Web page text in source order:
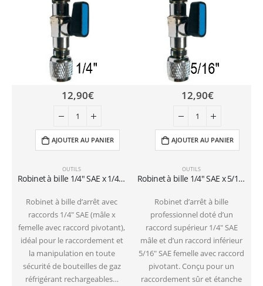
OUTILS
Robinet à bille 1/4″ SAE x 1/4″ SAE pour bouteilles rechargeables (1-2 kg)
Robinet à bille d’arrêt avec
raccords 1/4″ SAE (mâle x
femelle avec raccord pivotant),
idéal pour le raccordement et
la manipulation en toute
sécurité de bouteilles de gaz
réfrigérant rechargeables…
12,90€
AJOUTER AU PANIER
OUTILS
Robinet à bille 1/4″ SAE x 5/16″ SAE pour bouteilles rechargeables (1-2 kg)
Robinet d’arrêt à bille
professionnel doté d’un
raccord supérieur 1/4″ SAE
mâle et d’un raccord inférieur
5/16″ SAE femelle avec raccord
pivotant. Conçu pour un
raccordement sûr et étanche
12,90€
AJOUTER AU PANIER